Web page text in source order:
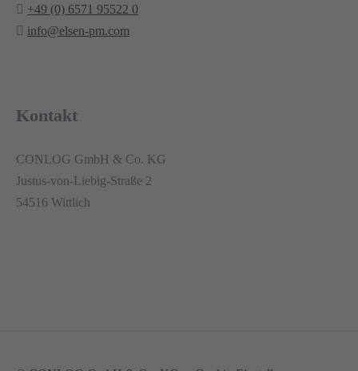
+49 (0) 6571 95522 0
info@elsen-pm.com
Kontakt
CONLOG GmbH & Co. KG
Justus-von-Liebig-Straße 2
54516 Wittlich